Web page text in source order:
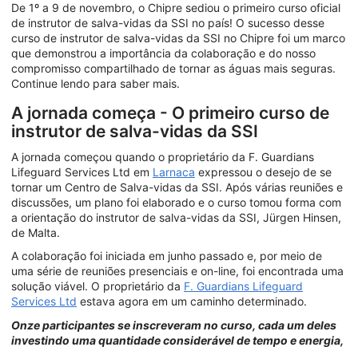
De 1º a 9 de novembro, o Chipre sediou o primeiro curso oficial
de instrutor de salva-vidas da SSI no país! O sucesso desse
curso de instrutor de salva-vidas da SSI no Chipre foi um marco
que demonstrou a importância da colaboração e do nosso
compromisso compartilhado de tornar as águas mais seguras.
Continue lendo para saber mais.
A jornada começa - O primeiro curso de
instrutor de salva-vidas da SSI
A jornada começou quando o proprietário da F. Guardians
Lifeguard Services Ltd em Larnaca expressou o desejo de se
tornar um Centro de Salva-vidas da SSI. Após várias reuniões e
discussões, um plano foi elaborado e o curso tomou forma com
a orientação do instrutor de salva-vidas da SSI, Jürgen Hinsen,
de Malta.
A colaboração foi iniciada em junho passado e, por meio de
uma série de reuniões presenciais e on-line, foi encontrada uma
solução viável. O proprietário da F. Guardians Lifeguard
Services Ltd estava agora em um caminho determinado.
Onze participantes se inscreveram no curso, cada um deles
investindo uma quantidade considerável de tempo e energia,